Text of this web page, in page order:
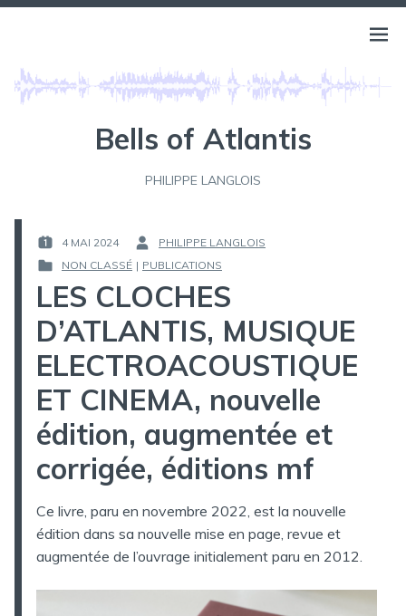
Aller
Ouvrir
menu
Bells of Atlantis
PHILIPPE LANGLOIS
PUBLIÉ
LE :
4 MAI 2024
PAR :
PHILIPPE LANGLOIS
PUBLIÉ
DANS
NON CLASSÉ | PUBLICATIONS
LES CLOCHES
D’ATLANTIS, MUSIQUE
ELECTROACOUSTIQUE
ET CINEMA, nouvelle
édition, augmentée et
corrigée, éditions mf
Ce livre, paru en novembre 2022, est la nouvelle
édition dans sa nouvelle mise en page, revue et
augmentée de l’ouvrage initialement paru en 2012.